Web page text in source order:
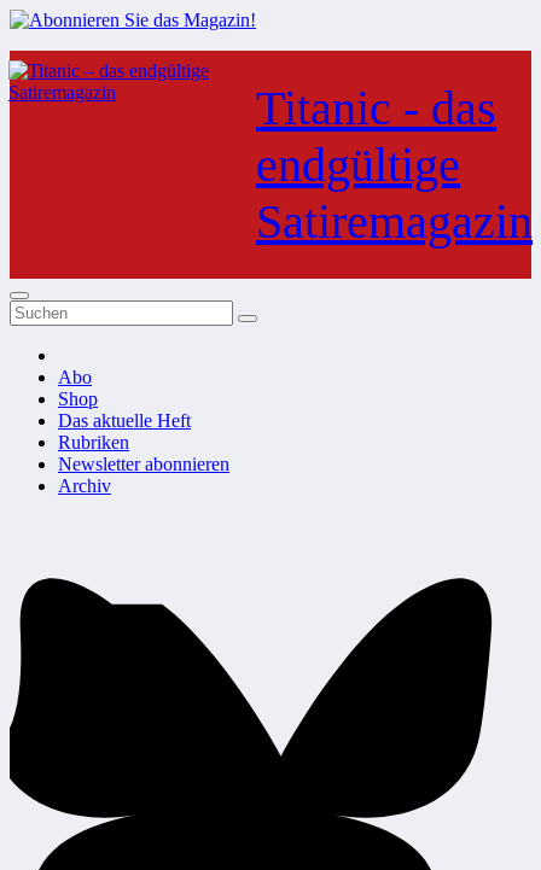
Zum
Inhalt
springen
Titanic - das
endgültige
Satiremagazin
Abo
Shop
Das aktuelle Heft
Rubriken
Newsletter abonnieren
Archiv